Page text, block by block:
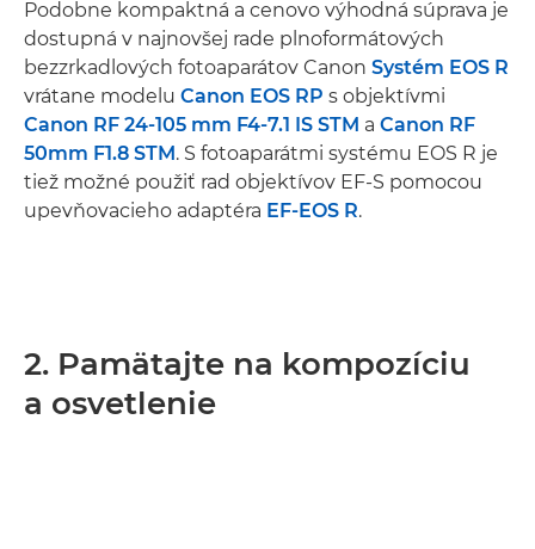
Podobne kompaktná a cenovo výhodná súprava je
dostupná v najnovšej rade plnoformátových
bezzrkadlových fotoaparátov Canon Systém EOS R
vrátane modelu Canon EOS RP s objektívmi
Canon RF 24-105 mm F4-7.1 IS STM a Canon RF
50mm F1.8 STM. S fotoaparátmi systému EOS R je
tiež možné použiť rad objektívov EF-S pomocou
upevňovacieho adaptéra EF-EOS R.
2. Pamätajte na kompozíciu
a osvetlenie